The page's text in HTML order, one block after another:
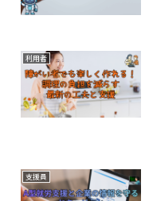
利用者
支援員